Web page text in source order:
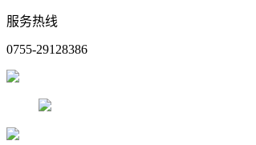
服务热线
0755-29128386